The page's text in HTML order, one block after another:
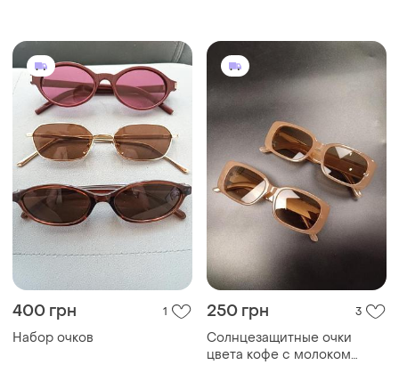
400 грн 1
Набор очков
250 грн 3
Солнцезащитные очки
цвета кофе с молоком